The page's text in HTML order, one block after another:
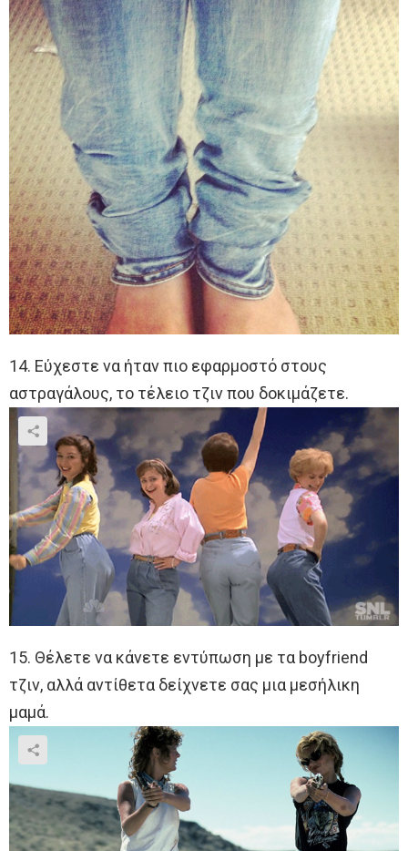
14. Εύχεστε να ήταν πιο εφαρμοστό στους
αστραγάλους, το τέλειο τζιν που δοκιμάζετε.
15. Θέλετε να κάνετε εντύπωση με τα boyfriend
τζιν, αλλά αντίθετα δείχνετε σας μια μεσήλικη
μαμά.